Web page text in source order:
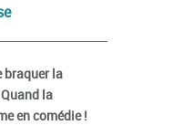
braquer la
la
en comédie !